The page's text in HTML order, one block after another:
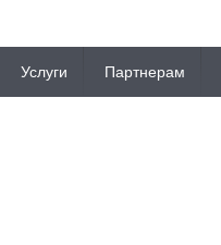
Услуги Партнерам